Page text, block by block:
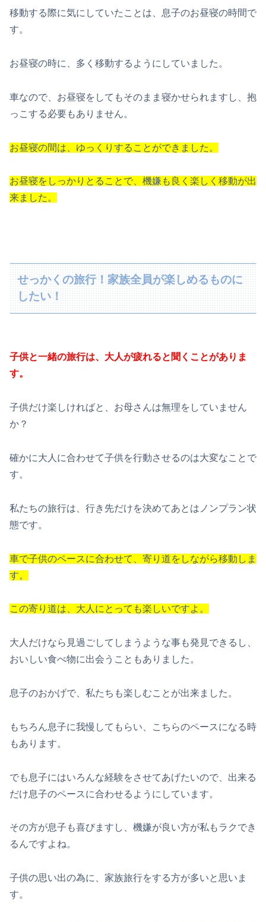
移動する際に気にしていたことは、息子のお昼寝の時間で
す。
お昼寝の時に、多く移動するようにしていました。
車なので、お昼寝をしてもそのまま寝かせられますし、抱
っこする必要もありません。
お昼寝の間は、ゆっくりすることができました。
お昼寝をしっかりとることで、機嫌も良く楽しく移動が出
来ました。
せっかくの旅行！家族全員が楽しめるものに
したい！
子供と一緒の旅行は、大人が疲れると聞くことがありま
す。
子供だけ楽しければと、お母さんは無理をしていません
か？
確かに大人に合わせて子供を行動させるのは大変なことで
す。
私たちの旅行は、行き先だけを決めてあとはノンプラン状
態です。
車で子供のペースに合わせて、寄り道をしながら移動しま
す。
この寄り道は、大人にとっても楽しいですよ。
大人だけなら見過ごしてしまうような事も発見できるし、
おいしい食べ物に出会うこともありました。
息子のおかげで、私たちも楽しむことが出来ました。
もちろん息子に我慢してもらい、こちらのペースになる時
もあります。
でも息子にはいろんな経験をさせてあげたいので、出来る
だけ息子のペースに合わせるようにしています。
その方が息子も喜びますし、機嫌が良い方が私もラクでき
るんですよね。
子供の思い出の為に、家族旅行をする方が多いと思いま
す。